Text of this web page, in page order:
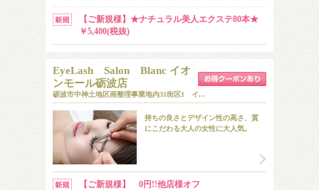
【ご新規様】★ナチュラル美人エクステ80本★
￥5,400(税抜)
EyeLash Salon Blanc イオ
ンモール砺波店
砺波市中神土地区画整理事業地内31街区1 イ...
持ちの良さとデザイン性の高さ、質
にこだわる大人の女性に大人気。
【ご新規様】 0円!!他店様オフ